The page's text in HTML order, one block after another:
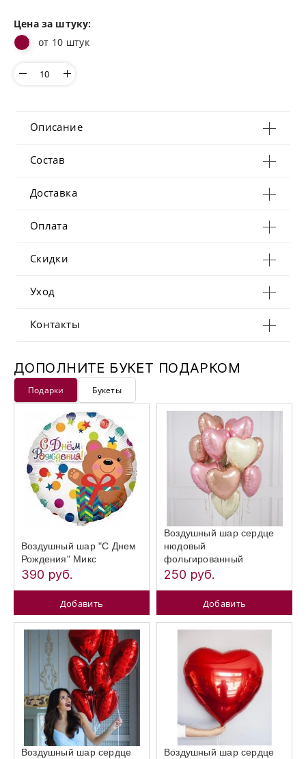
Цена за штуку:
от 10 штук
Описание
Состав
Доставка
Оплата
Скидки
Уход
Контакты
ДОПОЛНИТЕ БУКЕТ ПОДАРКОМ
Подарки Букеты
Воздушный шар "С Днем
Рождения" Микс
390 руб.
Добавить
Воздушный шар сердце
нюдовый
фольгированный
250 руб.
Добавить
Воздушный шар сердце Воздушный шар сердце